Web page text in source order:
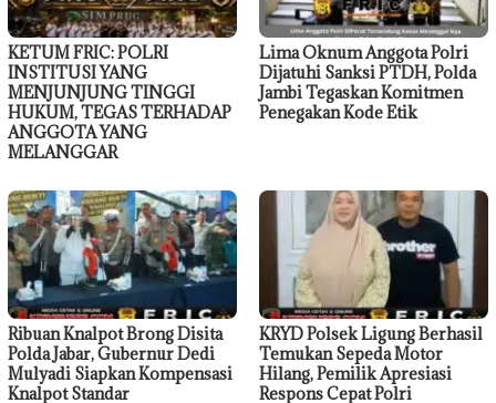
KETUM FRIC: POLRI
INSTITUSI YANG
MENJUNJUNG TINGGI
HUKUM, TEGAS TERHADAP
ANGGOTA YANG
MELANGGAR
Lima Oknum Anggota Polri
Dijatuhi Sanksi PTDH, Polda
Jambi Tegaskan Komitmen
Penegakan Kode Etik
Ribuan Knalpot Brong Disita
Polda Jabar, Gubernur Dedi
Mulyadi Siapkan Kompensasi
Knalpot Standar
KRYD Polsek Ligung Berhasil
Temukan Sepeda Motor
Hilang, Pemilik Apresiasi
Respons Cepat Polri